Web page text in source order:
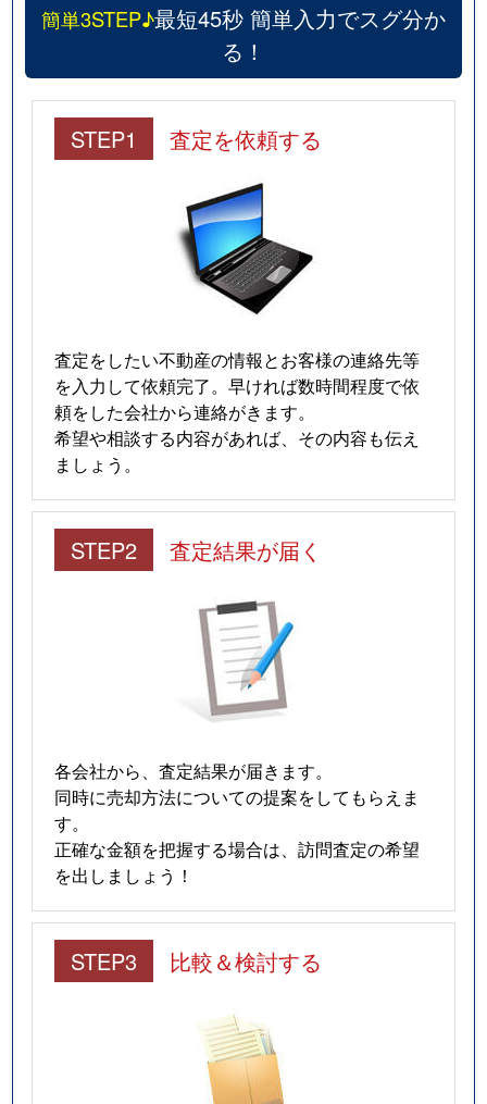
簡単3STEP♪最短45秒 簡単入力でスグ分か
る！
STEP1 査定を依頼する
査定をしたい不動産の情報とお客様の連絡先等
を入力して依頼完了。早ければ数時間程度で依
頼をした会社から連絡がきます。
希望や相談する内容があれば、その内容も伝え
ましょう。
STEP2 査定結果が届く
各会社から、査定結果が届きます。
同時に売却方法についての提案をしてもらえま
す。
正確な金額を把握する場合は、訪問査定の希望
を出しましょう！
STEP3 比較＆検討する